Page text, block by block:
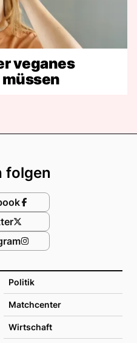
veganes
Politik
Matchcenter
Wirtschaft
folgen